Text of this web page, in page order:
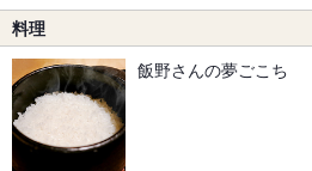
料理
飯野さんの夢ごこち